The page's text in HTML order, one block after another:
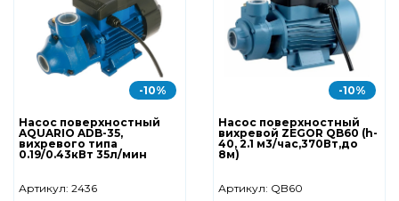
-10%
Насос поверхностный
AQUARIO ADB-35,
вихревого типа
0.19/0.43кВт 35л/мин
Артикул: 2436
-10%
Насос поверхностный
вихревой ZEGOR QB60 (h-
40, 2.1 м3/час,370Вт,до
8м)
Артикул: QB60